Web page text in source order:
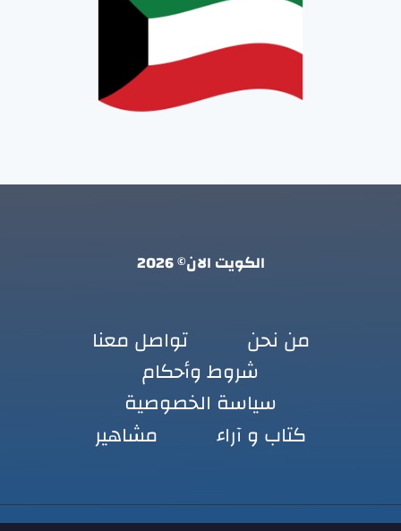
الكويت الان© 2026
من نحن
تواصل معنا
شروط وأحكام
سياسة الخصوصية
كتاب و آراء
مشاهير